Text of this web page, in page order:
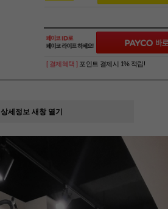
[ 결제혜택 ] 포인트 결제시 1% 적립!
상세정보 새창 열기